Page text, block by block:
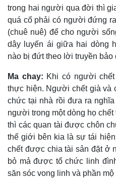
trong hai người qua đời thì
quá cố phải có người đứng
(chuê nuê) để cho người
dây luyến ái giữa hai dòng
nào bị đứt theo lời truyền bảo
Ma chay: Khi có người
thực hiện. Người chết già và
chức tại nhà rồi đưa ra
người trong một dòng họ
thì các quan tài được chôn
thế giới bên kia là sự tái
chết được chia tài sản đặt ở
bỏ mả được tổ chức linh
săn sóc vong linh và phần mộ